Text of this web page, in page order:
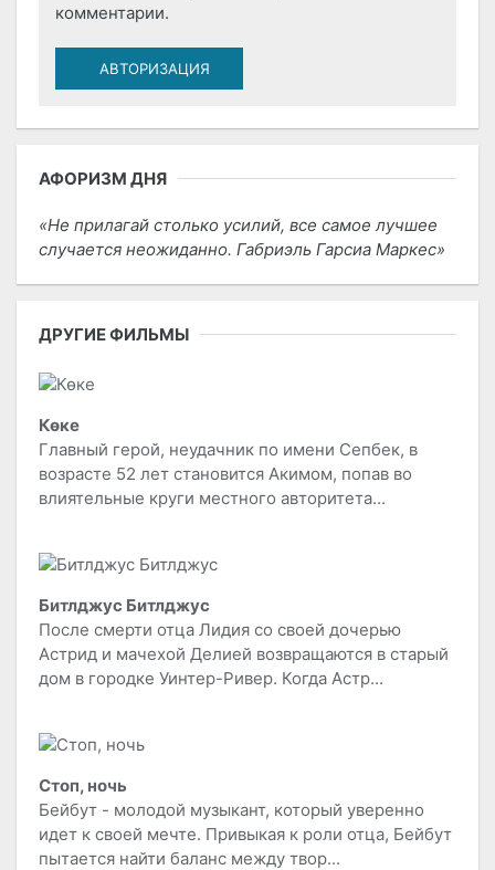
комментарии.
АВТОРИЗАЦИЯ
АФОРИЗМ ДНЯ
Не прилагай столько усилий, все самое лучшее
случается неожиданно. Габриэль Гарсиа Маркес
ДРУГИЕ ФИЛЬМЫ
Көке
Главный герой, неудачник по имени Сепбек, в
возрасте 52 лет становится Акимом, попав во
влиятельные круги местного авторитета...
Битлджус Битлджус
После смерти отца Лидия со своей дочерью
Астрид и мачехой Делией возвращаются в старый
дом в городке Уинтер-Ривер. Когда Астр...
Стоп, ночь
Бейбут - молодой музыкант, который уверенно
идет к своей мечте. Привыкая к роли отца, Бейбут
пытается найти баланс между твор...